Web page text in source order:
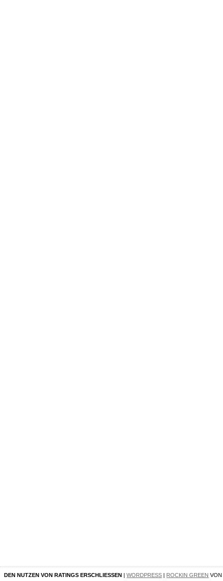
DEN NUTZEN VON RATINGS ERSCHLIESSEN |WORDPRESS | ROCKIN GREEN